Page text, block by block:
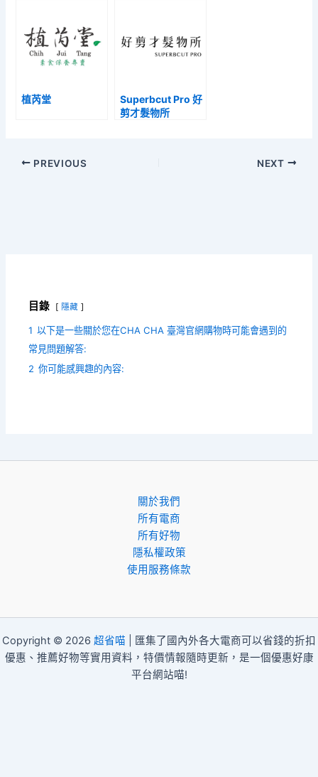
植芮堂
Superbcut Pro 好
剪才髮物所
PREVIOUS NEXT
目錄 隱藏
1 以下是一些關於您在CHA CHA 臺灣官網購物時可能會遇到的
常見問題解答:
2 你可能感興趣的內容:
關於我們
所有電商
所有好物
隱私權政策
使用服務條款
Copyright © 2026 超省喵 | 匯集了國內外各大電商可以省錢的折扣
優惠、推薦好物等實用資料，特價情報隨時更新，是一個優惠好康
平台網站喵!